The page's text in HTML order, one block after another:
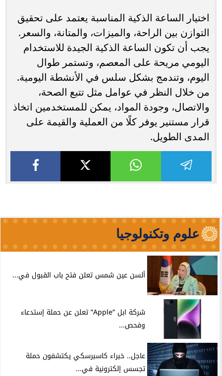
اختيار الساعة الذكية المناسبة يعتمد على تحقيق
التوازن بين الراحة، والميزات، والمتانة، والسعر.
يجب أن تكون الساعة الذكية الجيدة للاستخدام
اليومي مريحة على المعصم، وتستمر طوال
اليوم، وتندمج بشكل سلس في الأنشطة اليومية.
من خلال النظر في عوامل مثل تتبع الصحة،
والاتصال، وجودة المواد، يمكن للمستخدمين اتخاذ
قرار مستنير يوفر كلًا من العملية والقيمة على
المدى الطويل.
علوم وتكنولوجيا
ألسن عين شمس تعلن فتح باب القبول في...
شركة ابل ”Apple” تعلن عن حملة إستدعاء
وفحص...
عاجل.. خبراء كاسبرسكي يكتشفون حملة
تجسس إلكترونية في...